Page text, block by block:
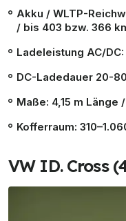
Akku / WLTP-
/ bis 403 bzw. 366
Ladeleistung AC/DC:
DC-Ladedauer 20-
Maße: 4,15 m Länge
Kofferraum:
VW ID. Cross